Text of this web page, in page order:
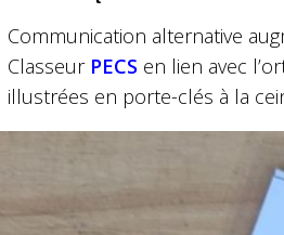
Communication alternative
Classeur PECS en lien avec
illustrées en porte-clés à la